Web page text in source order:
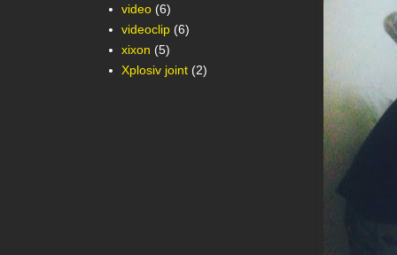
video (6)
videoclip (6)
xixon (5)
Xplosiv joint (2)